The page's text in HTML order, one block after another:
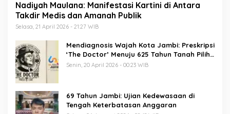
Nadiyah Maulana: Manifestasi Kartini di Antara
Takdir Medis dan Amanah Publik
Selasa, 21 April 2026 - 21:27 WIB
Mendiagnosis Wajah Kota Jambi: Preskripsi
‘The Doctor’ Menuju 625 Tahun Tanah Pilih
Pusako Batuah
Senin, 20 April 2026 - 00:23 WIB
69 Tahun Jambi: Ujian Kedewasaan di
Tengah Keterbatasan Anggaran